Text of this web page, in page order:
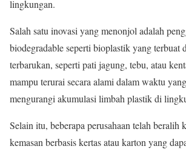
lingkungan.
Salah satu inovasi yang menonjol adalah
biodegradable seperti bioplastik yang terbuat
terbarukan, seperti pati jagung, tebu, atau
mampu terurai secara alami dalam waktu
mengurangi akumulasi limbah plastik di
Selain itu, beberapa perusahaan telah beralih
kemasan berbasis kertas atau karton yang